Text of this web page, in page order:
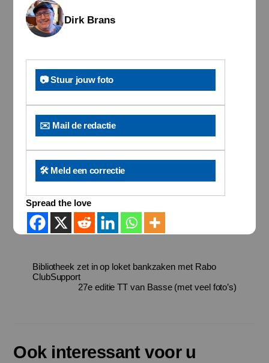
Dirk Brans
📷 Stuur jouw foto
✉️ Mail de redactie
🛠️ Meld een correctie
Spread the love
Bibliotheek zet in op loket bankzaken met Rabo
ClubSupport
27e editie TT van Basse (met veel foto’s)
Ook interessant voor u